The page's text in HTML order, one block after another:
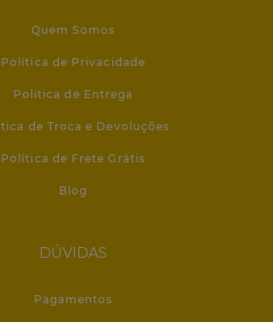
Quem Somos
Política de Privacidade
Política de Entrega
de Troca e Devoluções
Política de Frete Grátis
Blog
DÚVIDAS
Pagamentos